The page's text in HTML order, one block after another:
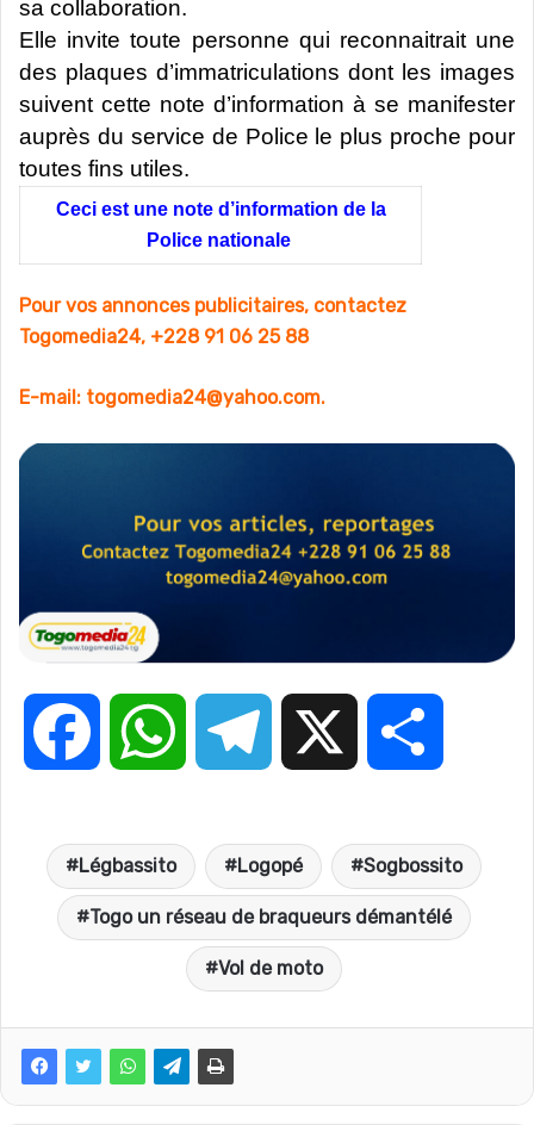
sa collaboration.
Elle invite toute personne qui reconnaitrait une
des plaques d’immatriculations dont les images
suivent cette note d’information à se manifester
auprès du service de Police le plus proche pour
toutes fins utiles.
Ceci est une note d’information de la
Police nationale
Pour vos annonces publicitaires, contactez
Togomedia24, +228 91 06 25 88
E-mail: togomedia24@yahoo.com.
c
b
o
a
t
s
A
l
e
g
r
r
a
g
Légbassito Logopé Sogbossito
Togo un réseau de braqueurs démantélé
Vol de moto